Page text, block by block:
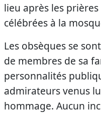
lieu après les prières
célébrées à la
Les obsèques se
de membres de sa
personnalités
admirateurs venus
hommage. Aucun